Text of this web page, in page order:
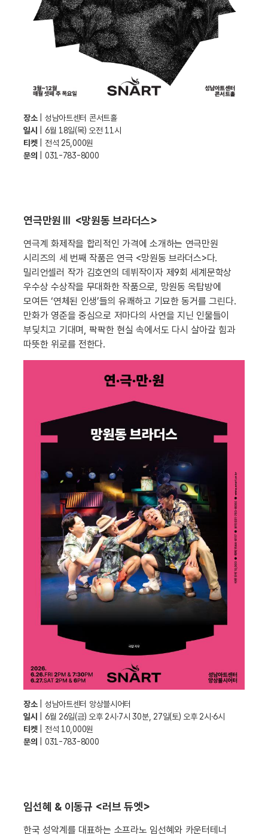
장소
| 성남아트센터 콘서트홀
일시
| 6월 18일(목) 오전 11시
티켓
| 전석 25,000원
문의
| 031-783-8000
연극만원Ⅲ <망원동 브라더스>
연극계 화제작을 합리적인 가격에 소개하는 연극만원
시리즈의 세 번째 작품은 연극 <망원동 브라더스>다.
밀리언셀러 작가 김호연의 데뷔작이자 제9회 세계문학상
우수상 수상작을 무대화한 작품으로, 망원동 옥탑방에
모여든 ‘연체된 인생’들의 유쾌하고 기묘한 동거를 그린다.
만화가 영준을 중심으로 저마다의 사연을 지닌 인물들이
부딪치고 기대며, 팍팍한 현실 속에서도 다시 살아갈 힘과
따뜻한 위로를 전한다.
장소
| 성남아트센터 앙상블시어터
일시
| 6월 26일(금) 오후 2시·7시 30분, 27일(토) 오후 2시·6시
티켓
| 전석 10,000원
문의
| 031-783-8000
임선혜 & 이동규 <러브 듀엣>
한국 성악계를 대표하는 소프라노 임선혜와 카운터테너